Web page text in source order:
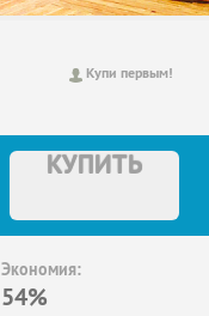
Купи первым!
КУПИТЬ
Экономия:
54%